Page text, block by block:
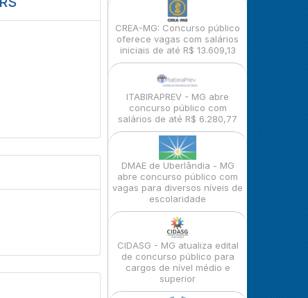
CREA-MG: Concurso público
oferece vagas com salários
iniciais de até R$ 13.609,13
ITABIRAPREV - MG abre
concurso público com
salários de até R$ 6.280,77
DMAE de Uberlândia - MG
abre concurso público com
vagas para diversos níveis de
escolaridade
CIDASG - MG atualiza edital
de concurso público para
cargos de nível médio e
superior